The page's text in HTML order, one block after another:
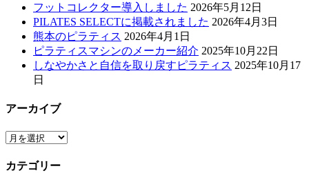
フットコレクター導入しました 2026年5月12日
PILATES SELECTに掲載されました 2026年4月3日
熊本のピラティス 2026年4月1日
ピラティスマシンのメーカー紹介 2025年10月22日
しなやかさと自信を取り戻すピラティス 2025年10月17
日
アーカイブ
ア
カ
カテゴリー